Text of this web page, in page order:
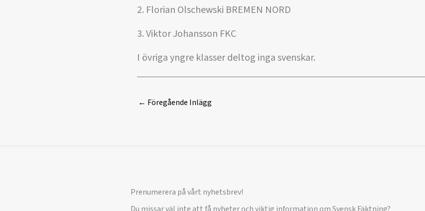
2. Florian Olschewski BREMEN NORD
3. Viktor Johansson FKC
I övriga yngre klasser deltog inga svenskar.
← Föregående Inlägg
Prenumerera på vårt nyhetsbrev!
Du missar väl inte att få nyheter och viktig information om Svensk Fäktning?